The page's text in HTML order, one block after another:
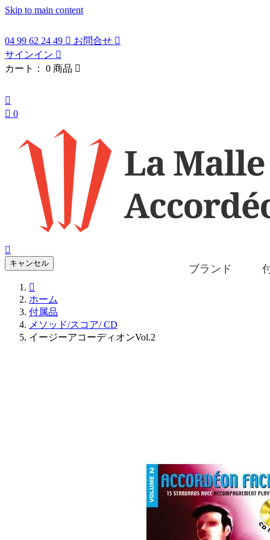
Skip to main content
04 99 62 24 49  お問合せ 
サインイン 
カート：
0 商品 

 0
ブランド

キャンセル

ホーム
付属品
メソッド/スコア/ CD
イージーアコーディオンVol.2